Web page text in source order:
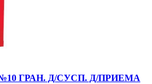
ГРАН. Д/СУСП. Д/ПРИЕМА